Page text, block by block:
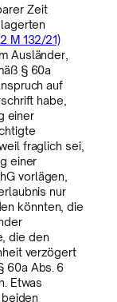
Zeit
M 132/21)
Ausländer,
§ 60a
auf
habe,
einer
fraglich sei,
einer
vorlägen,
nur
könnten, die
die den
verzögert
60a Abs. 6
Etwas